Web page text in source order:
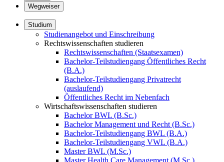
Wegweiser
Studium
Studienangebot und Einschreibung
Rechtswissenschaften studieren
Rechtswissenschaften (Staatsexamen)
Bachelor-Teilstudiengang Öffentliches Recht
(B.A.)
Bachelor-Teilstudiengang Privatrecht
(auslaufend)
Öffentliches Recht im Nebenfach
Wirtschaftswissenschaften studieren
Bachelor BWL (B.Sc.)
Bachelor Management und Recht (B.Sc.)
Bachelor-Teilstudiengang BWL (B.A.)
Bachelor-Teilstudiengang VWL (B.A.)
Master BWL (M.Sc.)
Master Health Care Management (M.Sc.)